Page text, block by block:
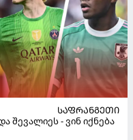
ᲡᲐᲤᲠᲐᲜᲒᲔᲗᲘ
შევალიეს - ვინ იქნება